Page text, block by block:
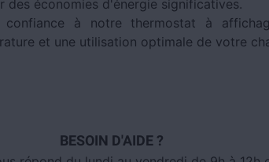
des économies d'énergie significatives.
confiance à notre thermostat à
et une utilisation optimale de votre
BESOIN D'AIDE ?